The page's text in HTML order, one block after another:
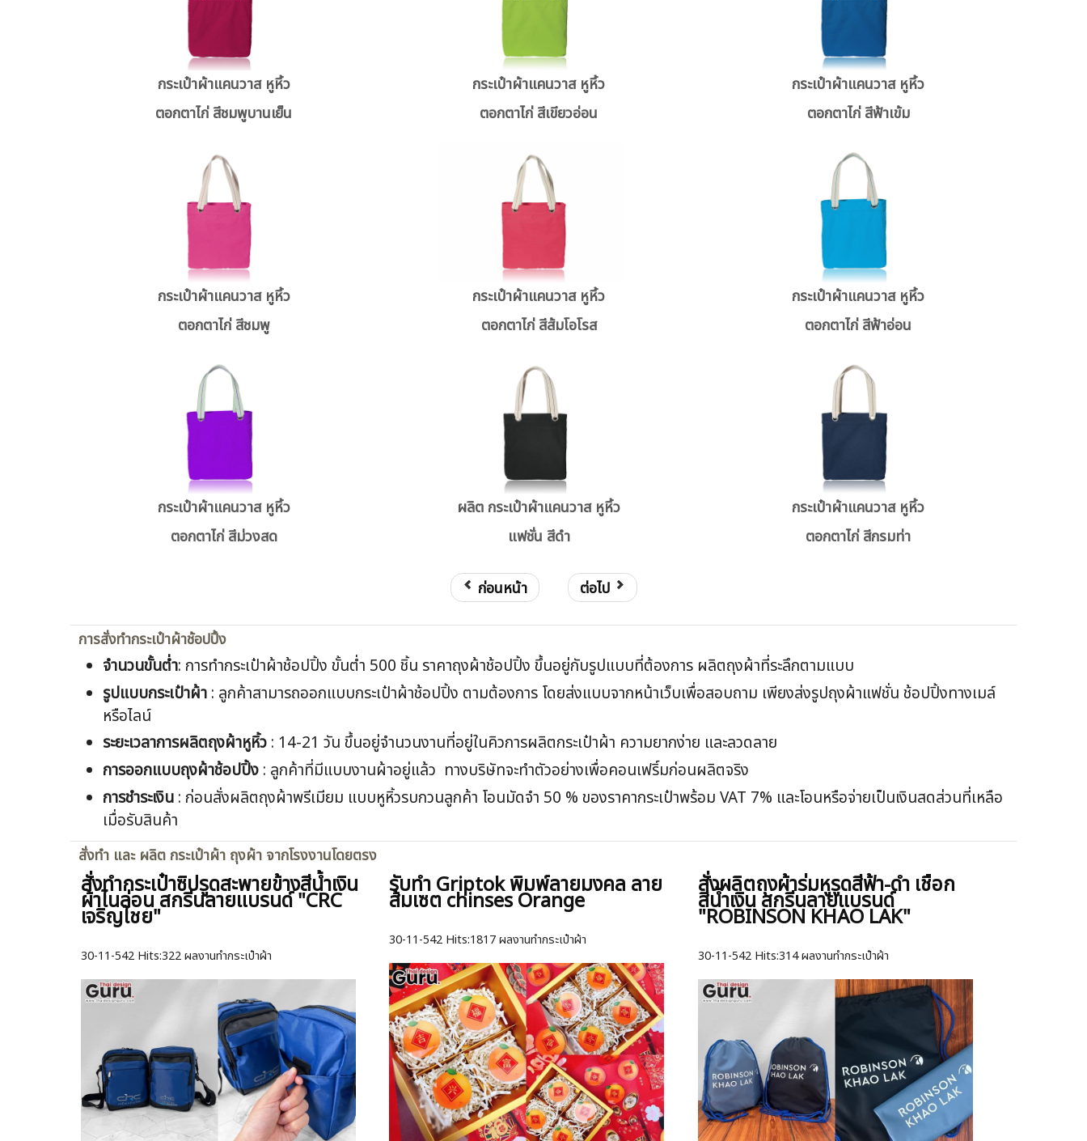
กระเป๋าผ้าแคนวาส หูหิ้ว
ตอกตาไก่ สีชมพูบานเย็น
กระเป๋าผ้าแคนวาส หูหิ้ว
ตอกตาไก่ สีเขียวอ่อน
กระเป๋าผ้าแคนวาส หูหิ้ว
ตอกตาไก่ สีฟ้าเข้ม
กระเป๋าผ้าแคนวาส หูหิ้ว
ตอกตาไก่ สีชมพู
กระเป๋าผ้าแคนวาส หูหิ้ว
ตอกตาไก่ สีส้มโอโรส
กระเป๋าผ้าแคนวาส หูหิ้ว
ตอกตาไก่ สีฟ้าอ่อน
กระเป๋าผ้าแคนวาส หูหิ้ว
ตอกตาไก่ สีม่วงสด
ผลิต กระเป๋าผ้าแคนวาส หูหิ้ว
แฟชั่น สีดำ
กระเป๋าผ้าแคนวาส หูหิ้ว
ตอกตาไก่ สีกรมท่า
ก่อนหน้า ต่อไป
การสั่งทำกระเป๋าผ้าช้อปปิ้ง
จำนวนขั้นต่ำ: การทำกระเป๋าผ้าช้อปปิ้ง ขั้นต่ำ 500 ชิ้น ราคาถุงผ้าช้อปปิ้ง ขึ้นอยู่กับรูปแบบที่ต้องการ ผลิตถุงผ้าที่ระลึกตามแบบ
รูปแบบกระเป๋าผ้า : ลูกค้าสามารถออกแบบกระเป๋าผ้าช้อปปิ้ง ตามต้องการ โดยส่งแบบจากหน้าเว็บเพื่อสอบถาม เพียงส่งรูปถุงผ้าแฟชั่น ช้อปปิ้งทางเมล์
หรือไลน์
ระยะเวลาการผลิตถุงผ้าหูหิ้ว : 14-21 วัน ขึ้นอยู่จำนวนงานที่อยู่ในคิวการผลิตกระเป๋าผ้า ความยากง่าย และลวดลาย
การออกแบบถุงผ้าช้อปปิ้ง : ลูกค้าที่มีแบบงานผ้าอยู่แล้ว ทางบริษัทจะทำตัวอย่างเพื่อคอนเฟริ์มก่อนผลิตจริง
การชำระเงิน : ก่อนสั่งผลิตถุงผ้าพรีเมียม แบบหูหิ้วรบกวนลูกค้า โอนมัดจำ 50 % ของราคากระเป๋าพร้อม VAT 7% และโอนหรือจ่ายเป็นเงินสดส่วนที่เหลือ
เมื่อรับสินค้า
สั่งทำ และ ผลิต กระเป๋าผ้า ถุงผ้า จากโรงงานโดยตรง
สั่งทำกระเป๋าซิปรูดสะพายข้างสีน้ำเงิน
ผ้าไนล่อน สกรีนลายแบรนด์ "CRC
เจริญไชย"
30-11-542 Hits:322 ผลงานทำกระเป๋าผ้า
รับทำ Griptok พิมพ์ลายมงคล ลาย
ส้มเซต chinses Orange
30-11-542 Hits:1817 ผลงานทำกระเป๋าผ้า
สั่งผลิตถุงผ้าร่มหูรูดสีฟ้า-ดำ เชือก
สีน้ำเงิน สกรีนลายแบรนด์
"ROBINSON KHAO LAK"
30-11-542 Hits:314 ผลงานทำกระเป๋าผ้า